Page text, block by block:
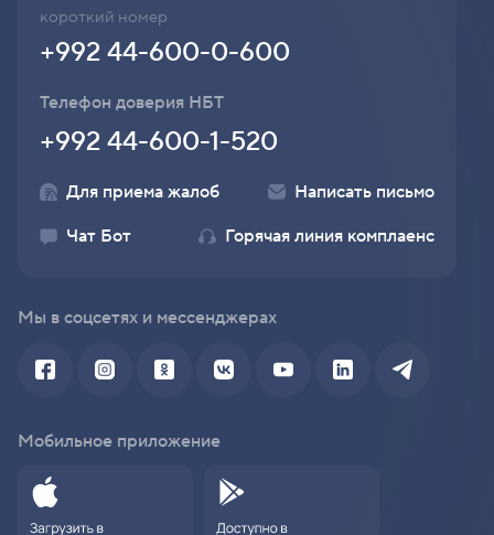
короткий номер
+992 44-600-0-600
Телефон доверия НБТ
+992 44-600-1-520
Для приема жалоб
Написать письмо
Чат Бот
Горячая линия комплаенс
Мы в соцсетях и мессенджерах
Мобильное приложение